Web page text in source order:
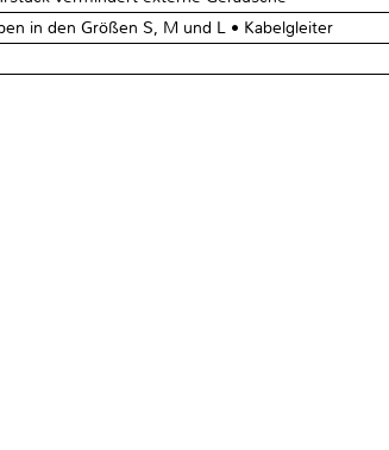
in den Größen S, M und L • Kabelgleiter